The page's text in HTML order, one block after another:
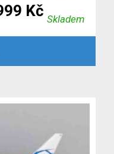
Kč
cena
Skladem